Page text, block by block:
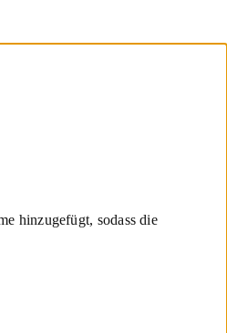
hinzugefügt, sodass die